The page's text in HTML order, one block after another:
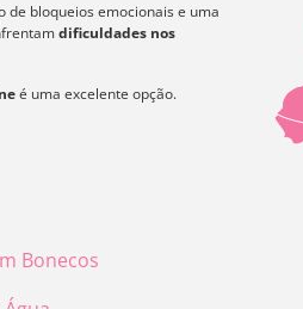
de bloqueios emocionais e uma
dificuldades nos
é uma excelente opção.
Bonecos